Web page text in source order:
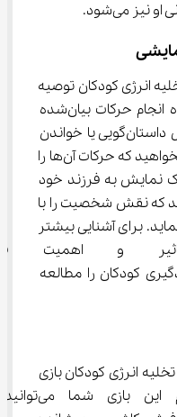
نیز می‌شود.
تخلیه انرژی کودکان توصیه
می‌شود، خواندن داستان به همراه انجام حرکات بیان‌شده
در مسیر قصه است. پس در طول داستان‌گویی یا خواندن
کتاب‌های قصه با فرزند خود از او بخواهید که حرکات آن‌ها را
اجرای یک نمایش به فرزند خود
که نقش شخصیت را با
و دیالوگ‌ها ایفا نماید. برای آشنایی بیشتر
و تاثیر و
کودکان را مطالعه
برای تخلیه انرژی کودکان بازی
زمین داغه است. برای انجام این بازی شما می‌توانید